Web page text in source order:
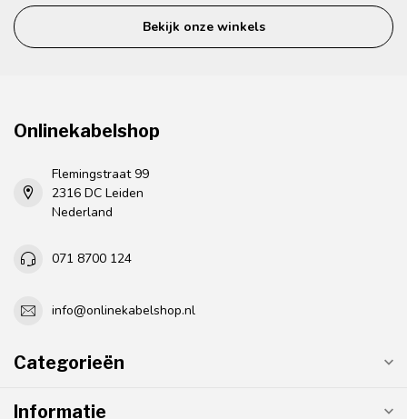
Bekijk onze winkels
Onlinekabelshop
Flemingstraat 99
2316 DC Leiden
Nederland
071 8700 124
info@onlinekabelshop.nl
Categorieën
Informatie